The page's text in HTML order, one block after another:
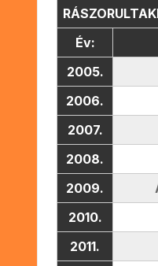
Év:
2005.
2006.
2007.
2008.
2009.
2010.
2011.